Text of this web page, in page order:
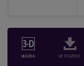
UKÁZKA KE STAŽENÍ